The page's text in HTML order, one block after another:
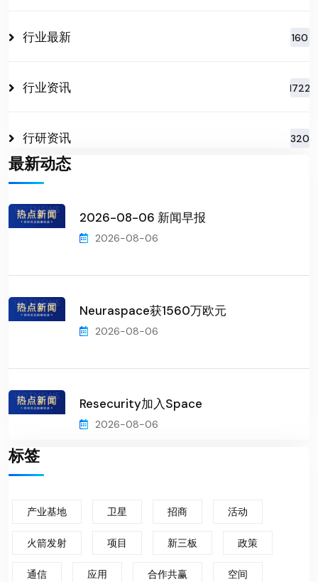
行业最新 160
行业资讯 1722
行研资讯 320
最新动态
2026-08-06 新闻早报
2026-08-06
Neuraspace获1560万欧元
2026-08-06
Resecurity加入Space
2026-08-06
标签
产业基地 卫星 招商 活动
火箭发射 项目 新三板 政策
通信 应用 合作共赢 空间